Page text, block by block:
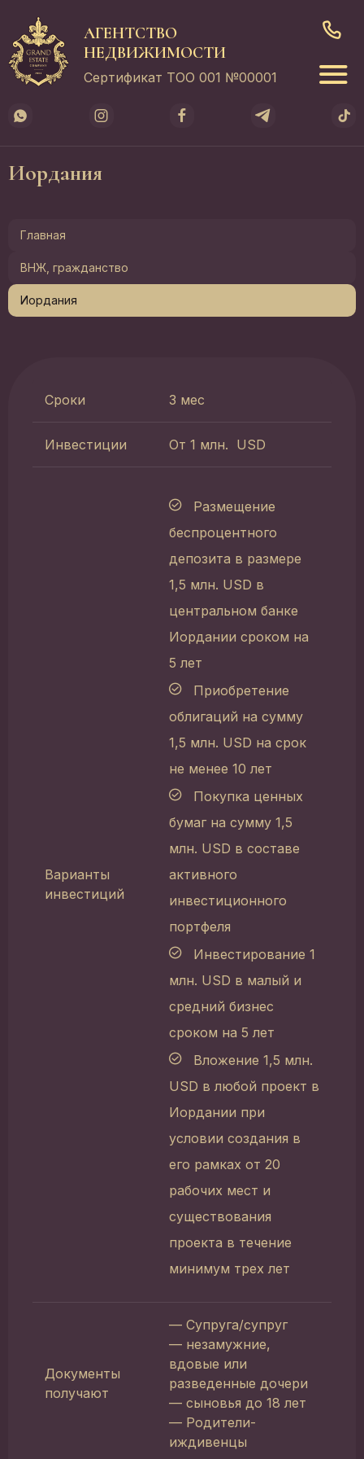
АГЕНТСТВО
НЕДВИЖИМОСТИ
Сертификат ТОО 001 №00001
Иордания
Главная
ВНЖ, гражданство
Иордания
Сроки 3 мес
Инвестиции От 1 млн. USD
Варианты
инвестиций
Размещение
беспроцентного
депозита в размере
1,5 млн. USD в
центральном банке
Иордании сроком на
5 лет
Приобретение
облигаций на сумму
1,5 млн. USD на срок
не менее 10 лет
Покупка ценных
бумаг на сумму 1,5
млн. USD в составе
активного
инвестиционного
портфеля
Инвестирование 1
млн. USD в малый и
средний бизнес
сроком на 5 лет
Вложение 1,5 млн.
USD в любой проект в
Иордании при
условии создания в
его рамках от 20
рабочих мест и
существования
проекта в течение
минимум трех лет
Документы
получают
— Супруга/супруг
— незамужние,
вдовые или
разведенные дочери
— сыновья до 18 лет
— Родители-
иждивенцы